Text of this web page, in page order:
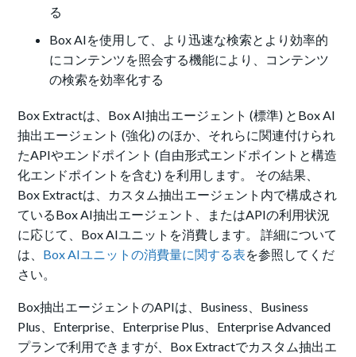
る
Box AIを使用して、より迅速な検索とより効率的
にコンテンツを照会する機能により、コンテンツ
の検索を効率化する
Box Extractは、Box AI抽出エージェント (標準) とBox AI
抽出エージェント (強化) のほか、それらに関連付けられ
たAPIやエンドポイント (自由形式エンドポイントと構造
化エンドポイントを含む) を利用します。 その結果、
Box Extractは、カスタム抽出エージェント内で構成され
ているBox AI抽出エージェント、またはAPIの利用状況
に応じて、Box AIユニットを消費します。 詳細について
は、 Box AIユニットの消費量に関する表を参照してくだ
さい。
Box抽出エージェントのAPIは、Business、Business
Plus、Enterprise、Enterprise Plus、Enterprise Advanced
プランで利用できますが、Box Extractでカスタム抽出エ